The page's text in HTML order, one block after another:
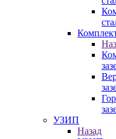
УЗИП
Назад